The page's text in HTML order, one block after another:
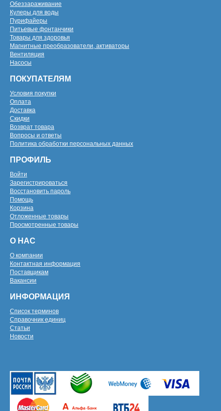
Обеззараживание
Кулеры для воды
Пурифайеры
Питьевые фонтанчики
Товары для здоровья
Магнитные преобразователи, активаторы
Вентиляция
Насосы
ПОКУПАТЕЛЯМ
Условия покупки
Оплата
Доставка
Скидки
Возврат товара
Вопросы и ответы
Политика обработки персональных данных
ПРОФИЛЬ
Войти
Зарегистрироваться
Восстановить пароль
Помощь
Корзина
Отложенные товары
Просмотренные товары
О НАС
О компании
Контактная информация
Поставщикам
Вакансии
ИНФОРМАЦИЯ
Список терминов
Справочник единиц
Статьи
Новости